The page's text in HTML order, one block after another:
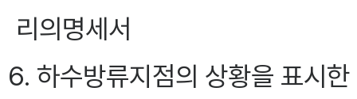
리의명세서
6. 하수방류지점의 상황을 표시한